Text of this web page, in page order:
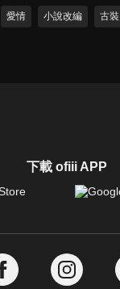
愛情
小說改編 古裝
下載 ofiii APP